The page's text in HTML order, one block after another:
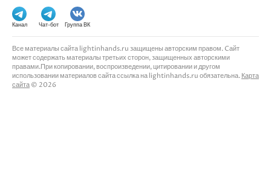
Канал Чат-бот Группа ВК
Все материалы сайта lightinhands.ru защищены авторским правом. Cайт
может содержать материалы третьих сторон, защищенных авторскими
правами.При копировании, воспроизведении, цитировании и другом
использовании материалов сайта ссылка на lightinhands.ru обязательна. Карта
сайта © 2026